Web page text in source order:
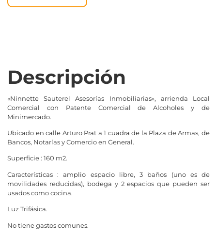
Descripción
«Ninnette Sauterel Asesorías Inmobiliarias», arrienda Local
Comercial con Patente Comercial de Alcoholes y de
Minimercado.
Ubicado en calle Arturo Prat a 1 cuadra de la Plaza de Armas, de
Bancos, Notarías y Comercio en General.
Superficie : 160 m2.
Características : amplio espacio libre, 3 baños (uno es de
movilidades reducidas), bodega y 2 espacios que pueden ser
usados como cocina.
Luz Trifásica.
No tiene gastos comunes.